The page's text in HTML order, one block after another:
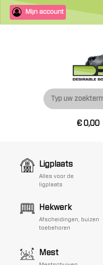
Mijn account
€0,00
Ligplaats
Alles voor de
ligplaats
Hekwerk
Afscheidingen, buizen
toebehoren
Mest